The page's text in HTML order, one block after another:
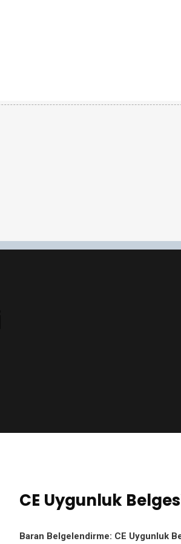
CE Uygunluk
Baran Belgelendirme: CE Uygunluk